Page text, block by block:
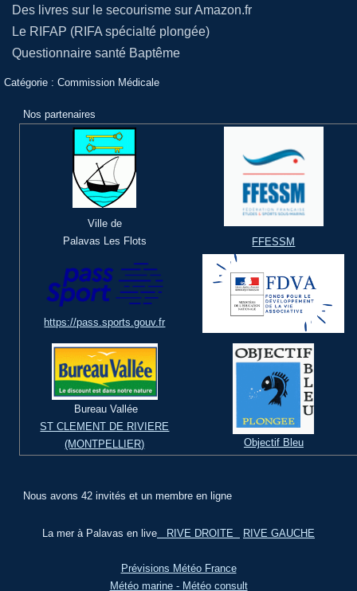
Des livres sur le secourisme sur Amazon.fr
Le RIFAP (RIFA spécialté plongée)
Questionnaire santé Baptême
Catégorie :Commission Médicale
Nos partenaires
Ville de
Palavas Les Flots
FFESSM
https://pass.sports.gouv.fr
Bureau Vallée
ST CLEMENT DE RIVIERE
(MONTPELLIER)
Objectif Bleu
Nous avons 42 invités et un membre en ligne
La mer à Palavas en live RIVE DROITE RIVE GAUCHE
Prévisions Météo France
Météo marine - Météo consult